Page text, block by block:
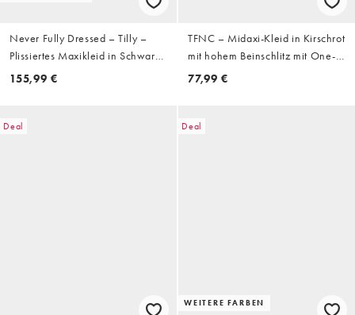
Never Fully Dressed – Tilly –
Plissiertes Maxikleid in Schwarz
und Gold mit schulterfreiem
155,99 €
TFNC – Midaxi-Kleid in Kirschrot
mit hohem Beinschlitz mit One-
Shoulder-Träger
77,99 €
Deal Deal
WEITERE FARBEN